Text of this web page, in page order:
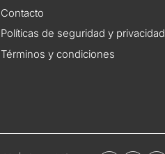
Contacto
Políticas de seguridad y privacidad
Términos y condiciones